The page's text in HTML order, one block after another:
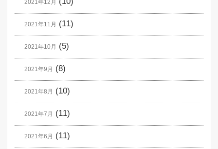
2021年12月
2021年11月 (11)
2021年10月 (5)
2021年9月 (8)
2021年8月 (10)
2021年7月 (11)
2021年6月 (11)